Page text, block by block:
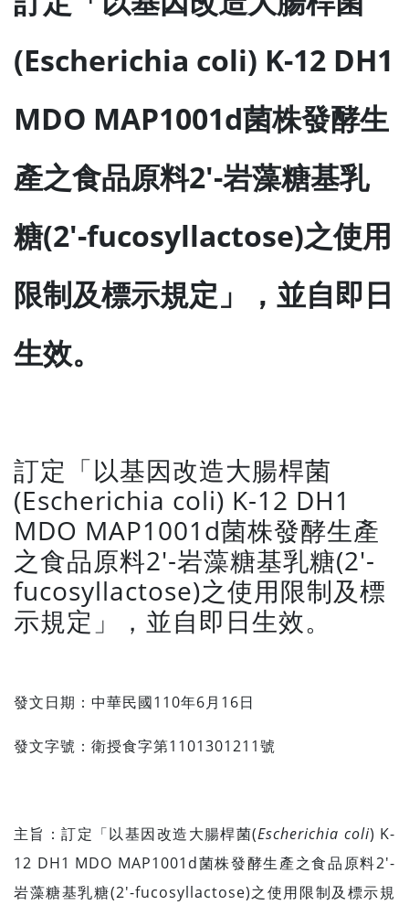
(Escherichia coli) K-12 DH1
MDO MAP1001d菌株發酵生
產之食品原料2′-岩藻糖基乳
糖(2′-fucosyllactose)之使用
限制及標示規定」，並自即日
生效。
訂定「以基因改造大腸桿菌
(Escherichia coli) K-12 DH1
MDO MAP1001d菌株發酵生產
之食品原料2′-岩藻糖基乳糖(2′-
fucosyllactose)之使用限制及標
示規定」，並自即日生效。
發文日期：中華民國110年6月16日
發文字號：衛授食字第1101301211號
主旨：訂定「以基因改造大腸桿菌(Escherichia coli) K-
12 DH1 MDO MAP1001d菌株發酵生產之食品原料2′-
岩藻糖基乳糖(2′-fucosyllactose)之使用限制及標示規